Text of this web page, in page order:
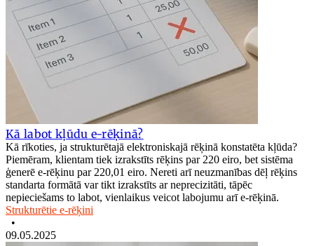
Kā labot kļūdu e-rēķinā?
Kā rīkoties, ja strukturētajā elektroniskajā rēķinā konstatēta kļūda?
Piemēram, klientam tiek izrakstīts rēķins par 220 eiro, bet sistēma
ģenerē e-rēķinu par 220,01 eiro. Nereti arī neuzmanības dēļ rēķins
standarta formātā var tikt izrakstīts ar neprecizitāti, tāpēc
nepieciešams to labot, vienlaikus veicot labojumu arī e-rēķinā.
Strukturētie e-rēķini
•
09.05.2025